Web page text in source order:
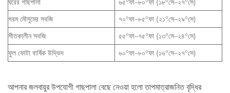
ঘরের গাছপালা
৬৫°ফা–৮০°ফা (১৮°সে–২৭°সে)
গরম মৌসুমের সবজি
৭০°ফা–৮৫°ফা (২১°সে–২৯°সে)
শীতকালীন সবজি
৫৫°ফা–৭৫°ফা (১৩°সে–২৪°সে)
ফুল ফোটা বার্ষিক উদ্ভিদ
৬০°ফা–৮০°ফা (১৬°সে–২৭°সে)
আপনার জলবায়ুর উপযোগী গাছপালা বেছে নেওয়া হলো তাপমাত্রাজনিত বৃদ্ধির